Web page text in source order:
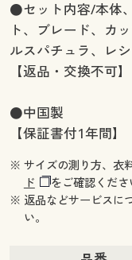
●セット内容/本体
ト、ブレード、カ
ルスパチュラ、レ
【返品・交換不可】
●中国製
【保証書付1年間】
※ サイズの測り方、衣
ド
をご確認くださ
※ 返品などサービスに
い。